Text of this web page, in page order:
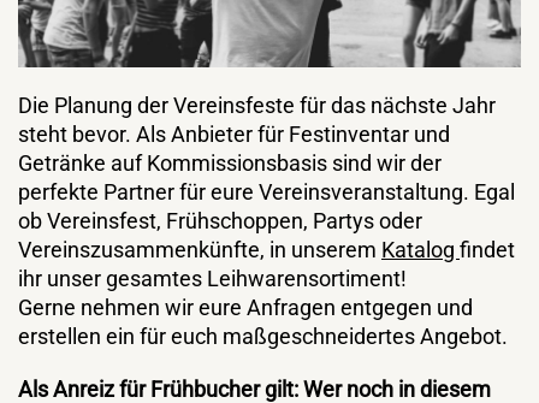
Die Planung der Vereinsfeste für das nächste Jahr
steht bevor. Als Anbieter für Festinventar und
Getränke auf Kommissionsbasis sind wir der
perfekte Partner für eure Vereinsveranstaltung. Egal
ob Vereinsfest, Frühschoppen, Partys oder
Vereinszusammenkünfte, in unserem Katalog findet
ihr unser gesamtes Leihwarensortiment!
Gerne nehmen wir eure Anfragen entgegen und
erstellen ein für euch maßgeschneidertes Angebot.
Als Anreiz für Frühbucher gilt: Wer noch in diesem